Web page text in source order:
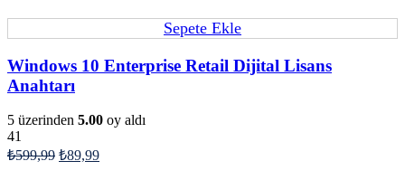
Sepete Ekle
Windows 10 Enterprise Retail Dijital Lisans
Anahtarı
5 üzerinden 5.00 oy aldı
41
₺599,99 ₺89,99